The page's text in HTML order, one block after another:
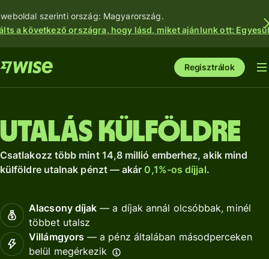
szerinti ország: Magyarország.
a következő országra, hogy lásd, miket ajánlunk ott:
Regisztrálok
Utalás külföldre
Csatlakozz több mint 14,8 millió emberhez, akik mind
külföldre utalnak pénzt — akár 0,1%-os díjjal.
Alacsony díjak — a díjak annál olcsóbbak, minél
többet utalsz
Villámgyors — a pénz általában másodperceken
belül megérkezik